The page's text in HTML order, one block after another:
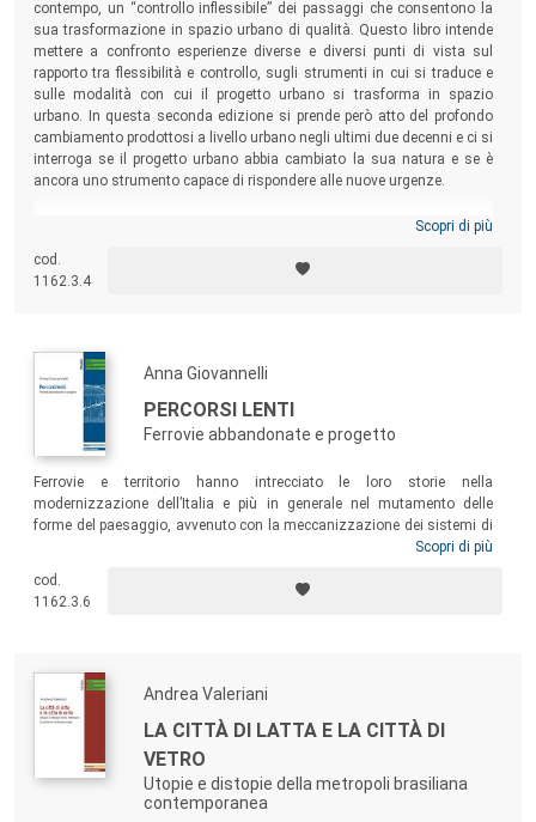
contempo, un “controllo inflessibile” dei passaggi che consentono la
sua trasformazione in spazio urbano di qualità. Questo libro intende
mettere a confronto esperienze diverse e diversi punti di vista sul
rapporto tra flessibilità e controllo, sugli strumenti in cui si traduce e
sulle modalità con cui il progetto urbano si trasforma in spazio
urbano. In questa seconda edizione si prende però atto del profondo
cambiamento prodottosi a livello urbano negli ultimi due decenni e ci si
interroga se il progetto urbano abbia cambiato la sua natura e se è
ancora uno strumento capace di rispondere alle nuove urgenze.
Scopri di più
cod.
1162.3.4
Anna Giovannelli
PERCORSI LENTI
Ferrovie abbandonate e progetto
Ferrovie e territorio hanno intrecciato le loro storie nella
modernizzazione dell’Italia e più in generale nel mutamento delle
forme del paesaggio, avvenuto con la meccanizzazione dei sistemi di
trasporto di persone e merci. Questo volume affronta il tema del
offrendo una riflessione sul progetto dei
che studia le dinamiche innescate dal riuso adattivo delle strutture
Scopri di più
cod.
1162.3.6
Andrea Valeriani
LA CITTÀ DI LATTA E LA CITTÀ DI
VETRO
Utopie e distopie della metropoli brasiliana
contemporanea